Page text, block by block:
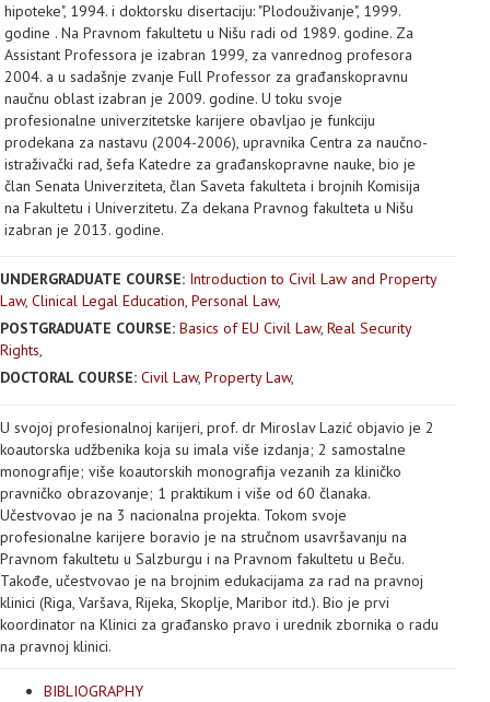
hipoteke", 1994. i doktorsku disertaciju: "Plodouživanje", 1999.
godine . Na Pravnom fakultetu u Nišu radi od 1989. godine. Za
Assistant Professora je izabran 1999, za vanrednog profesora
2004. a u sadašnje zvanje Full Professor za građanskopravnu
naučnu oblast izabran je 2009. godine. U toku svoje
profesionalne univerzitetske karijere obavljao je funkciju
prodekana za nastavu (2004-2006), upravnika Centra za naučno-
istraživački rad, šefa Katedre za građanskopravne nauke, bio je
član Senata Univerziteta, član Saveta fakulteta i brojnih Komisija
na Fakultetu i Univerzitetu. Za dekana Pravnog fakulteta u Nišu
izabran je 2013. godine.
UNDERGRADUATE COURSE: Introduction to Civil Law and Property
Law, Clinical Legal Education, Personal Law,
POSTGRADUATE COURSE: Basics of EU Civil Law, Real Security
Rights,
DOCTORAL COURSE: Civil Law, Property Law,
U svojoj profesionalnoj karijeri, prof. dr Miroslav Lazić objavio je 2
koautorska udžbenika koja su imala više izdanja; 2 samostalne
monografije; više koautorskih monografija vezanih za kliničko
pravničko obrazovanje; 1 praktikum i više od 60 članaka.
Učestvovao je na 3 nacionalna projekta. Tokom svoje
profesionalne karijere boravio je na stručnom usavršavanju na
Pravnom fakultetu u Salzburgu i na Pravnom fakultetu u Beču.
Takođe, učestvovao je na brojnim edukacijama za rad na pravnoj
klinici (Riga, Varšava, Rijeka, Skoplje, Maribor itd.). Bio je prvi
koordinator na Klinici za građansko pravo i urednik zbornika o radu
na pravnoj klinici.
BIBLIOGRAPHY